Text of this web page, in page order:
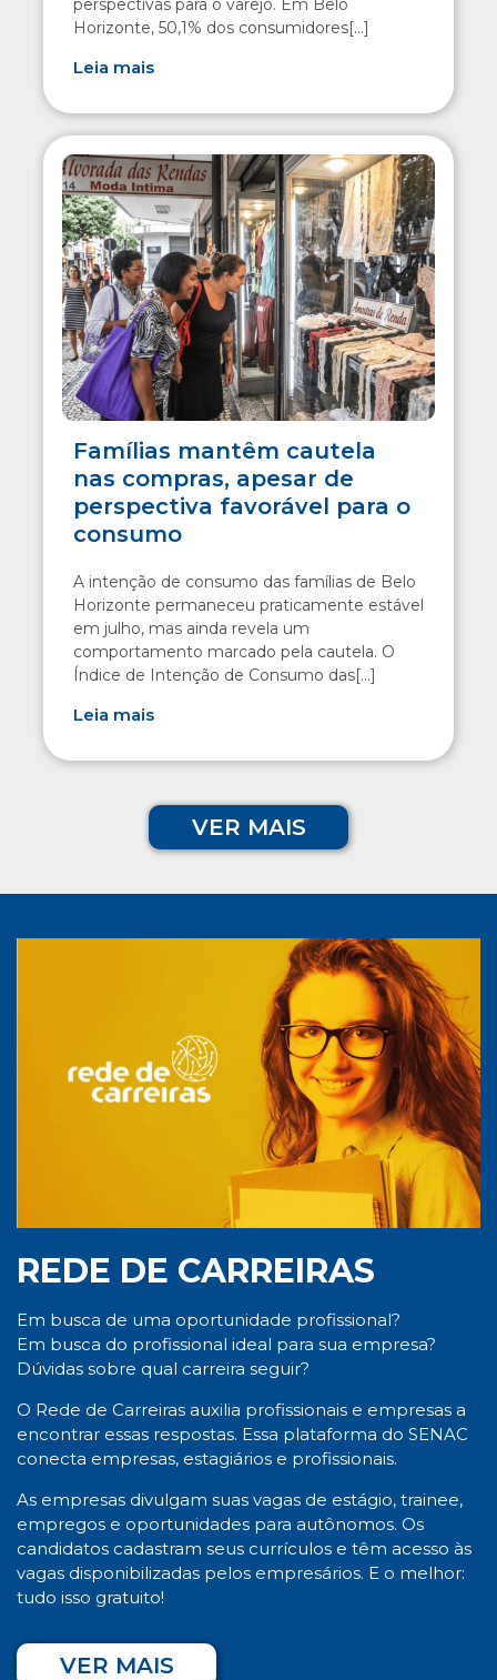
perspectivas para o varejo. Em Belo
Horizonte, 50,1% dos consumidores[...]
Leia mais
Famílias mantêm cautela
nas compras, apesar de
perspectiva favorável para o
consumo
A intenção de consumo das famílias de Belo
Horizonte permaneceu praticamente estável
em julho, mas ainda revela um
comportamento marcado pela cautela. O
Índice de Intenção de Consumo das[...]
Leia mais
VER MAIS
REDE DE CARREIRAS
Em busca de uma oportunidade profissional?
Em busca do profissional ideal para sua empresa?
Dúvidas sobre qual carreira seguir?
O Rede de Carreiras auxilia profissionais e empresas a
encontrar essas respostas. Essa plataforma do SENAC
conecta empresas, estagiários e profissionais.
As empresas divulgam suas vagas de estágio, trainee,
empregos e oportunidades para autônomos. Os
candidatos cadastram seus currículos e têm acesso às
vagas disponibilizadas pelos empresários. E o melhor:
tudo isso gratuito!
VER MAIS